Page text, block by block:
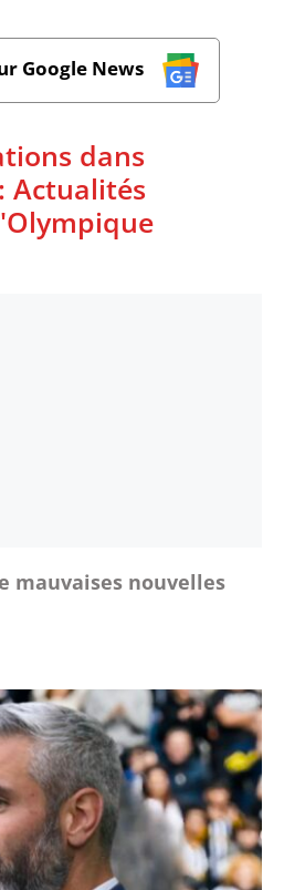
Google News
dans
Actualités
mauvaises nouvelles